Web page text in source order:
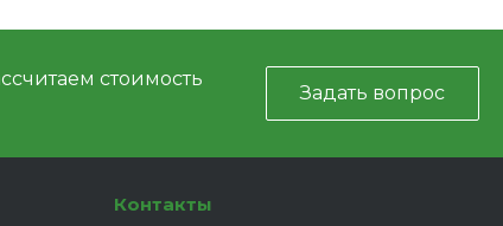
стоимость
Задать вопрос
Контакты